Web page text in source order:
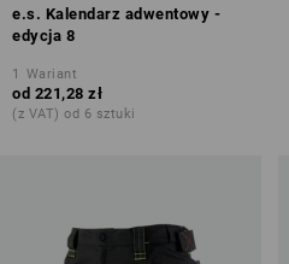
e.s. Kalendarz adwentowy -
edycja 8
1 Wariant
od 221,28 zł
(z VAT) od 6 sztuki